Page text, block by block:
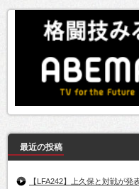
最近の投稿
【LFA242】上久保と対戦が